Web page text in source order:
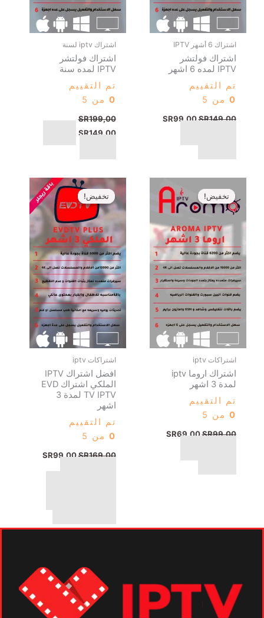
اشتراك اروما iptv
لمدة 3 اشهر
تم التقييم
0من 5
SR99,00
SR69,00
اتمام عملية
الشراء
اشتراكات iptv
افضل اشتراك IPTV
اشهر
تم التقييم
0من 5
SR169,00
99,00
اتمام عملية
الشراء عبر البطايق
الائتمانيه ، ابل باي ،
مدى ، كي نت